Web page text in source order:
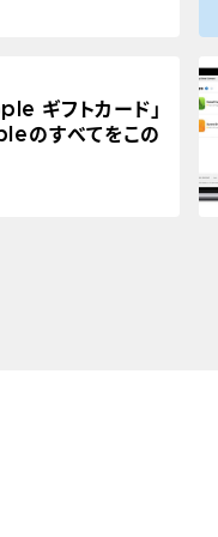
ギフトカード」
のすべてをこの